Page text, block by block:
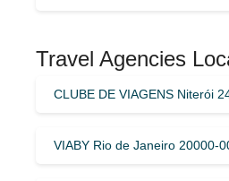
Travel Agencies
CLUBE DE VIAGENS Niterói
VIABY Rio de Janeiro 20000-